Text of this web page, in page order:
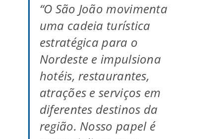
“O São João movimenta
uma cadeia turística
estratégica para o
Nordeste e impulsiona
hotéis, restaurantes,
atrações e serviços em
diferentes destinos da
região. Nosso papel é